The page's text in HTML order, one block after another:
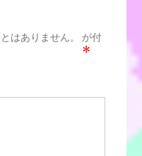
はありません。
*
が付